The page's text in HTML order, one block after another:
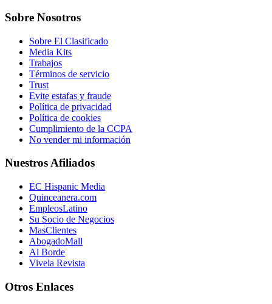
Sobre Nosotros
Sobre El Clasificado
Media Kits
Trabajos
Términos de servicio
Trust
Evite estafas y fraude
Política de privacidad
Política de cookies
Cumplimiento de la CCPA
No vender mi información
Nuestros Afiliados
EC Hispanic Media
Quinceanera.com
EmpleosLatino
Su Socio de Negocios
MasClientes
AbogadoMall
Al Borde
Vivela Revista
Otros Enlaces